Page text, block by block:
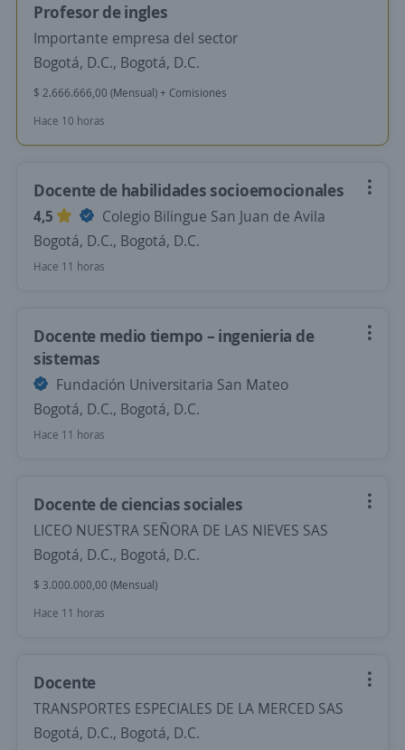
Profesor de ingles
Importante empresa del sector
Bogotá, D.C., Bogotá, D.C.
$ 2.666.666,00 (Mensual) + Comisiones
Hace 10 horas
Docente de habilidades socioemocionales
4,5
Colegio Bilingue San Juan de Avila
Bogotá, D.C., Bogotá, D.C.
Hace 11 horas
Docente medio tiempo – ingenieria de
sistemas
Fundación Universitaria San Mateo
Bogotá, D.C., Bogotá, D.C.
Hace 11 horas
Docente de ciencias sociales
LICEO NUESTRA SEÑORA DE LAS NIEVES SAS
Bogotá, D.C., Bogotá, D.C.
$ 3.000.000,00 (Mensual)
Hace 11 horas
Docente
TRANSPORTES ESPECIALES DE LA MERCED SAS
Bogotá, D.C., Bogotá, D.C.